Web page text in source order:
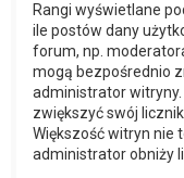
Rangi wyświetlane
ile postów dany
forum, np.
mogą bezpośrednio
administrator witryny.
zwiększyć swój
Większość witryn nie
administrator obniży